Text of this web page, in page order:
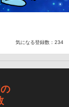
気になる登録数： 234
の